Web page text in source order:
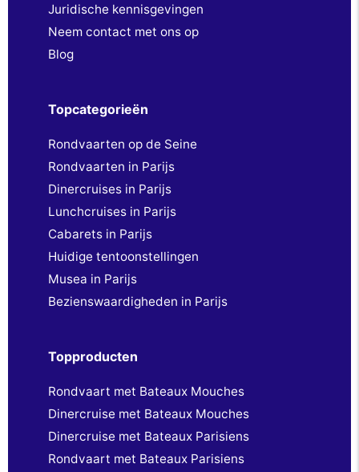
Juridische kennisgevingen
Neem contact met ons op
Blog
Topcategorieën
Rondvaarten op de Seine
Rondvaarten in Parijs
Dinercruises in Parijs
Lunchcruises in Parijs
Cabarets in Parijs
Huidige tentoonstellingen
Musea in Parijs
Bezienswaardigheden in Parijs
Topproducten
Rondvaart met Bateaux Mouches
Dinercruise met Bateaux Mouches
Dinercruise met Bateaux Parisiens
Rondvaart met Bateaux Parisiens